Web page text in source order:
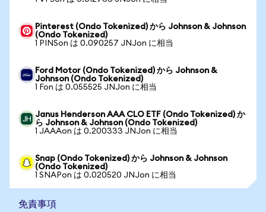
Pinterest (Ondo Tokenized) から Johnson & Johnson
(Ondo Tokenized)
1 PINSon は 0.090257 JNJon に相当
Ford Motor (Ondo Tokenized) から Johnson &
Johnson (Ondo Tokenized)
1 Fon は 0.055525 JNJon に相当
Janus Henderson AAA CLO ETF (Ondo Tokenized) か
ら Johnson & Johnson (Ondo Tokenized)
1 JAAAon は 0.200333 JNJon に相当
Snap (Ondo Tokenized) から Johnson & Johnson
(Ondo Tokenized)
1 SNAPon は 0.020520 JNJon に相当
免責事項